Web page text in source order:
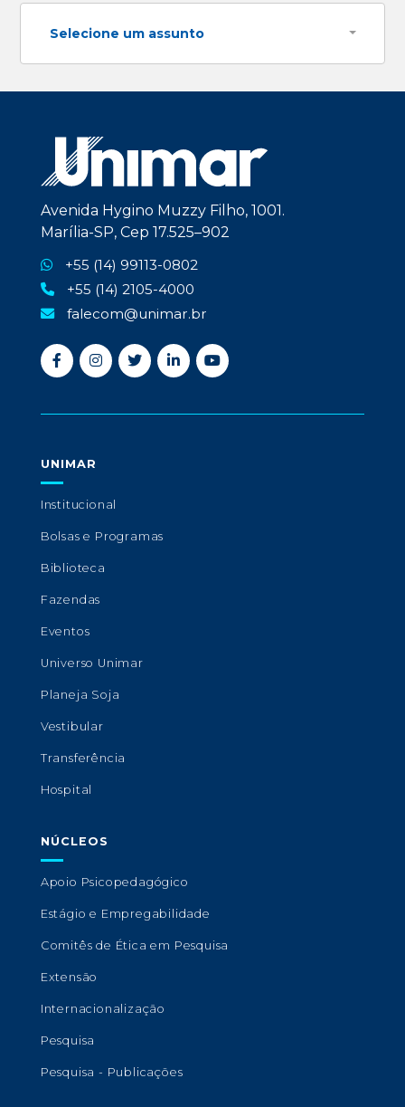
Selecione um assunto
Avenida Hygino Muzzy Filho, 1001.
Marília-SP, Cep 17.525–902
+55 (14) 99113-0802
+55 (14) 2105-4000
falecom@unimar.br
UNIMAR
Institucional
Bolsas e Programas
Biblioteca
Fazendas
Eventos
Universo Unimar
Planeja Soja
Vestibular
Transferência
Hospital
NÚCLEOS
Apoio Psicopedagógico
Estágio e Empregabilidade
Comitês de Ética em Pesquisa
Extensão
Internacionalização
Pesquisa
Pesquisa - Publicações